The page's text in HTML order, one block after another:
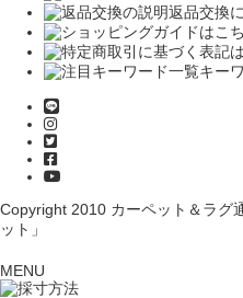
返品交換
キー
Copyright 2010 カーペット＆ラグ
ット」
MENU